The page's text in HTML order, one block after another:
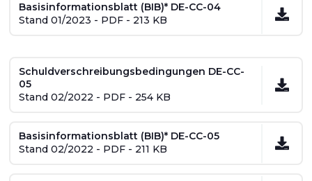
Basisinformationsblatt (BIB)* DE-CC-04
Stand 01/2023 - PDF - 213 KB
Schuldverschreibungsbedingungen DE-CC-
05
Stand 02/2022 - PDF - 254 KB
Basisinformationsblatt (BIB)* DE-CC-05
Stand 02/2022 - PDF - 211 KB